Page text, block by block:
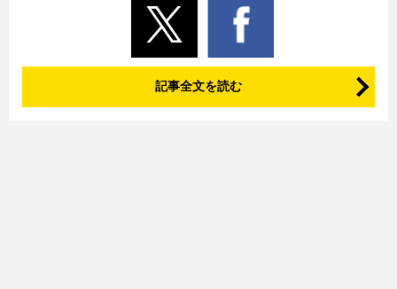
記事全文を読む